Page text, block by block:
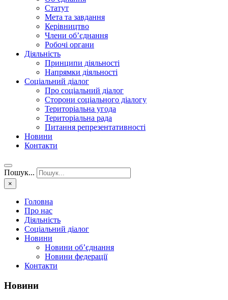
Статут
Мета та завдання
Керівництво
Члени об’єднання
Робочі органи
Діяльність
Принципи діяльності
Напрямки діяльності
Соціальний діалог
Про соціальний діалог
Сторони соціального діалогу
Територіальна угода
Територіальна рада
Питання репрезентативності
Новини
Контакти
Пошук...
×
Головна
Про нас
Діяльність
Соціальний діалог
Новини
Новини об’єднання
Новини федерації
Контакти
Новини